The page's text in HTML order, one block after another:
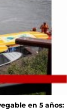
en 5 años: